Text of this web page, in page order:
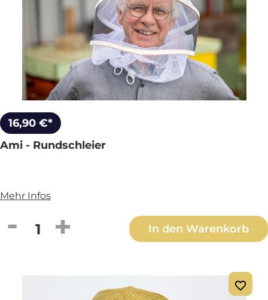
16,90 €*
Ami - Rundschleier
Mehr Infos
Produkt Anzahl: Gib den gewünschten
In den Warenkorb